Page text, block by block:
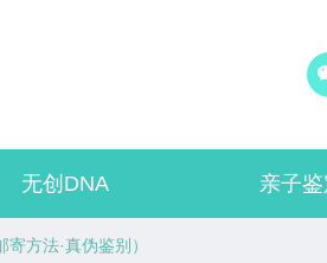
无创DNA 亲子鉴
方法·真伪鉴别）